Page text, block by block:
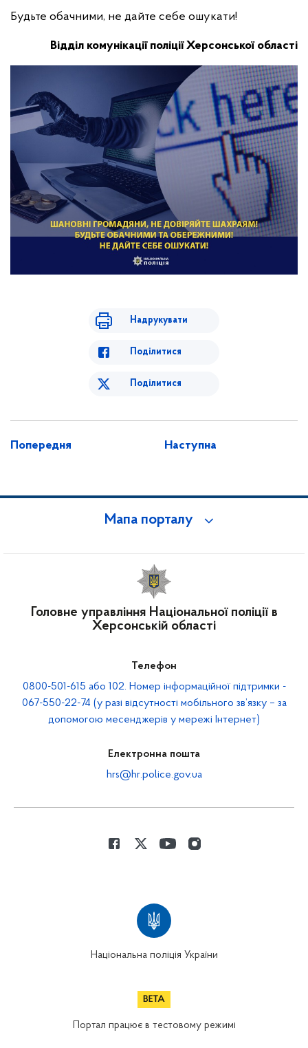
Будьте обачними, не дайте себе ошукати!
Відділ комунікації поліції Херсонської області
Надрукувати
Поділитися
Поділитися
Попередня Наступна
Мапа порталу
Головне управління Національної поліції в
Херсонській області
Телефон
0800-501-615 або 102. Номер інформаційної підтримки -
067-550-22-74 (у разі відсутності мобільного зв’язку – за
допомогою месенджерів у мережі Інтернет)
Електронна пошта
hrs@hr.police.gov.ua
Національна поліція України
Портал працює в тестовому режимі